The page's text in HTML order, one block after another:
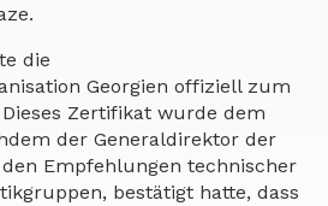
die
Georgien offiziell zum
Zertifikat wurde dem
der Generaldirektor der
den Empfehlungen technischer
bestätigt hatte, dass